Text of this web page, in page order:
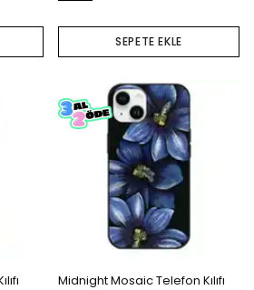
SEPETE EKLE
Midnight Mosaic Telefon Kılıfı